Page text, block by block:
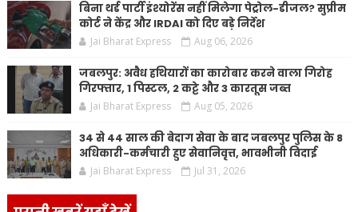
बिना थर्ड पार्टी इंश्योरेंस नहीं मिलेगा पेट्रोल-डीजल? सुप्रीम
कोर्ट ने केंद्र और IRDAI को दिए बड़े निर्देश
Jai Bharat Express Aug 06, 2026
जबलपुर: अवैध हथियारों का कारोबार करने वाला गिरोह
गिरफ्तार, 1 पिस्टल, 2 कट्टे और 3 कारतूस जब्त
Jai Bharat Express Aug 05, 2026
34 से 44 साल की बेदाग सेवा के बाद जबलपुर पुलिस के 8
अधिकारी-कर्मचारी हुए सेवानिवृत्त, भावभीनी विदाई
Jai Bharat Express Jul 31, 2026